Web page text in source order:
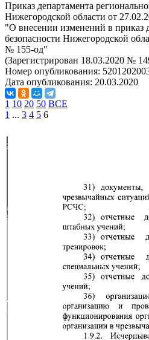
Приказ департамента
Нижегородской области от
"О внесении изменений в приказ
безопасности Нижегородской
№ 155-од"
(Зарегистрирован 18.03.2020 №
Номер опубликования:
Дата опубликования: 20.03.2020
1 10 20 50 ВСЕ
1 ... 3 4 5 6